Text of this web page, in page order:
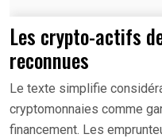
Les crypto-actifs
reconnues
Le texte simplifie
cryptomonnaies comme
financement. Les